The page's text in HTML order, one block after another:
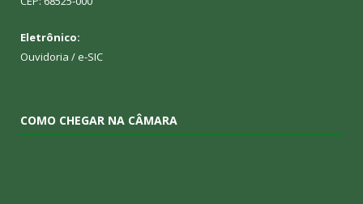
Eletrônico:
Ouvidoria / e-SIC
COMO CHEGAR NA CÂMARA